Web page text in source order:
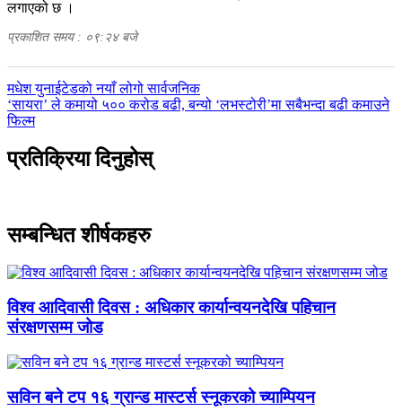
लगाएको छ ।
प्रकाशित समय : ०९:२४ बजे
पछिल्लाे
-
मधेश युनाईटेडको नयाँ लोगो सार्वजनिक
अघिल्लाे
-
‘सायरा’ ले कमायो ५०० करोड बढी, बन्यो ‘लभस्टोरी’मा सबैभन्दा बढी कमाउने
फिल्म
प्रतिक्रिया दिनुहोस्
सम्बन्धित शीर्षकहरु
विश्व आदिवासी दिवस : अधिकार कार्यान्वयनदेखि पहिचान
संरक्षणसम्म जोड
सविन बने टप १६ ग्रान्ड मास्टर्स स्नूकरको च्याम्पियन